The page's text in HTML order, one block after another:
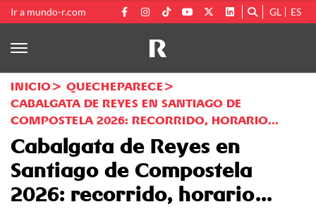
Ir a mundo-r.com GL ES
INICIO
QUECHEPARECE
CABALGATA DE REYES EN SANTIAGO DE
COMPOSTELA 2026: RECORRIDO, HORARIO...
Cabalgata de Reyes en
Santiago de Compostela
2026: recorrido, horario...